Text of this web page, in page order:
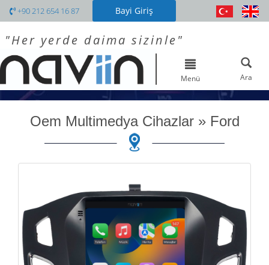
+90 212 654 16 87 Bayi Giriş
"Her yerde daima sizinle"
Toggle
navigation
Menü Ara
Oem Multimedya Cihazlar» Ford